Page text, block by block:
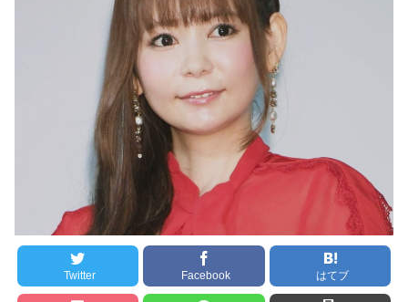
【画像】発達障害の子ど
もはこの絵の意味がすぐに
分からないらしい
日本が北朝鮮に辛勝し二
次予選3連勝も、海外ファン
は采配に辛辣「おそろしい
内容の後半」「今日の森保
七ツ森りり ご令嬢と召使
いの禁断の恋…1日だけ許さ
れた夫婦としての時間をひ
たすら愛し合う。
ン・フンミン先発落ちは
「監督の報復」
すまん熊本やがコンビニ
に食品も水もない
ディズニーが「大課金時
代」に突入！アトラクショ
ンパスがどれもこれも1500
円の課金チケに
海外「日本よ、お前がナ
ンバーワンだ」 熊本地震直
後の日本の対応のスピード
に世界が衝撃
Twitter Facebook はてブ